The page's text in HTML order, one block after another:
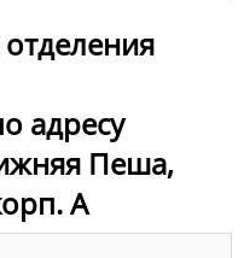
адресу
Пеша,
А